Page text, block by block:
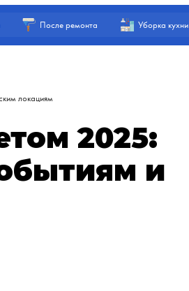
После ремонта Уборка кухни
локациям
2025:
и